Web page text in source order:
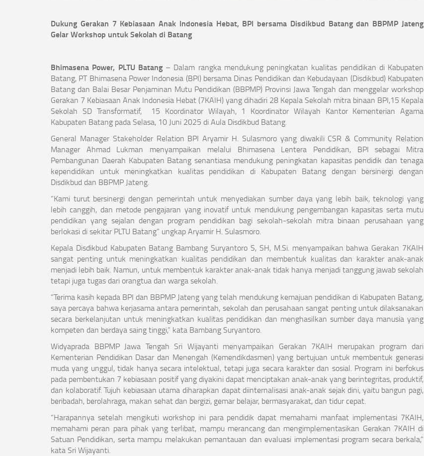
Dukung Gerakan 7 Kebiasaan Anak Indonesia Hebat, BPI bersama Disdikbud Batang dan BBPMP Jateng
Gelar Workshop untuk Sekolah di Batang
Bhimasena Power, PLTU Batang– Dalam rangka mendukung peningkatan kualitas pendidikan di Kabupaten
Batang, PT Bhimasena Power Indonesia (BPI) bersama Dinas Pendidikan dan Kebudayaan (Disdikbud) Kabupaten
Batang dan Balai Besar Penjaminan Mutu Pendidikan (BBPMP) Provinsi Jawa Tengah dan menggelar workshop
Gerakan 7 Kebiasaan Anak Indonesia Hebat (7KAIH) yang dihadiri 28 Kepala Sekolah mitra binaan BPI,15 Kepala
Sekolah SD Transformatif, 15 Koordinator Wilayah, 1 Koordinator Wilayah Kantor Kementerian Agama
Kabupaten Batang pada Selasa, 10 Juni 2025 di Aula Disdikbud Batang.
General Manager Stakeholder Relation BPI Aryamir H. Sulasmoro yang diwakili CSR & Community Relation
Manager Ahmad Lukman menyampaikan melalui Bhimasena Lentera Pendidikan, BPI sebagai Mitra
Pembangunan Daerah Kabupaten Batang senantiasa mendukung peningkatan kapasitas pendidik dan tenaga
kependidikan untuk meningkatkan kualitas pendidikan di Kabupaten Batang dengan bersinergi dengan
Disdikbud dan BBPMP Jateng.
“Kami turut bersinergi dengan pemerintah untuk menyediakan sumber daya yang lebih baik, teknologi yang
lebih canggih, dan metode pengajaran yang inovatif untuk mendukung pengembangan kapasitas serta mutu
pendidikan yang sejalan dengan program pendidikan bagi sekolah-sekolah mitra binaan perusahaan yang
berlokasi di sekitar PLTU Batang” ungkap Aryamir H. Sulasmoro.
Kepala Disdikbud Kabupaten Batang Bambang Suryantoro S, SH, M.Si. menyampaikan bahwa Gerakan 7KAIH
sangat penting untuk meningkatkan kualitas pendidikan dan membentuk kualitas dan karakter anak-anak
menjadi lebih baik. Namun, untuk membentuk karakter anak-anak tidak hanya menjadi tanggung jawab sekolah
tetapi juga tugas dari orangtua dan warga sekolah.
“Terima kasih kepada BPI dan BBPMP Jateng yang telah mendukung kemajuan pendidikan di Kabupaten Batang,
saya percaya bahwa kerjasama antara pemerintah, sekolah dan perusahaan sangat penting untuk dilaksanakan
secara berkelanjutan untuk meningkatkan kualitas pendidikan dan menghasilkan sumber daya manusia yang
kompeten dan berdaya saing tinggi,” kata Bambang Suryantoro.
Widyaprada BBPMP Jawa Tengah Sri Wijayanti menyampaikan Gerakan 7KAIH merupakan program dari
Kementerian Pendidikan Dasar dan Menengah (Kemendikdasmen) yang bertujuan untuk membentuk generasi
muda yang unggul, tidak hanya secara intelektual, tetapi juga secara karakter dan sosial. Program ini berfokus
pada pembentukan 7 kebiasaan positif yang diyakini dapat menciptakan anak-anak yang berintegritas, produktif,
dan kolaboratif. Tujuh kebiasaan utama diharapkan dapat diinternalisasi anak-anak sejak dini, yaitu bangun pagi,
beribadah, berolahraga, makan sehat dan bergizi, gemar belajar, bermasyarakat, dan tidur cepat.
“Harapannya setelah mengikuti workshop ini para pendidik dapat memahami manfaat implementasi 7KAIH,
memahami peran para pihak yang terlibat, mampu merancang dan mengimplementasikan Gerakan 7KAIH di
Satuan Pendidikan, serta mampu melakukan pemantauan dan evaluasi implementasi program secara berkala,”
kata Sri Wijayanti.